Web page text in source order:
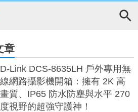
章
D-Link DCS-8635LH 戶外專用無
線網路攝影機開箱：擁有 2K 高
畫質、IP65 防水防塵與水平 270
度視野的超強守護神！